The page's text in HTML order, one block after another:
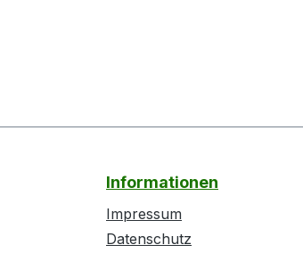
Informationen
Impressum
Datenschutz